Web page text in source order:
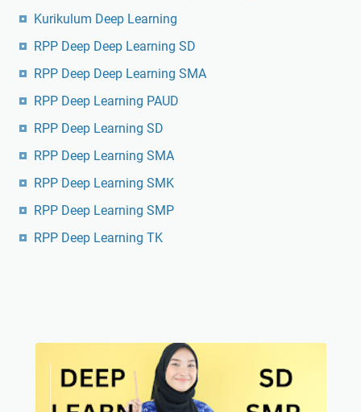
Kurikulum Deep Learning
RPP Deep Deep Learning SD
RPP Deep Deep Learning SMA
RPP Deep Learning PAUD
RPP Deep Learning SD
RPP Deep Learning SMA
RPP Deep Learning SMK
RPP Deep Learning SMP
RPP Deep Learning TK